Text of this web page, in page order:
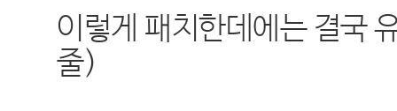
이렇게 패치한데에는 결국
줄)